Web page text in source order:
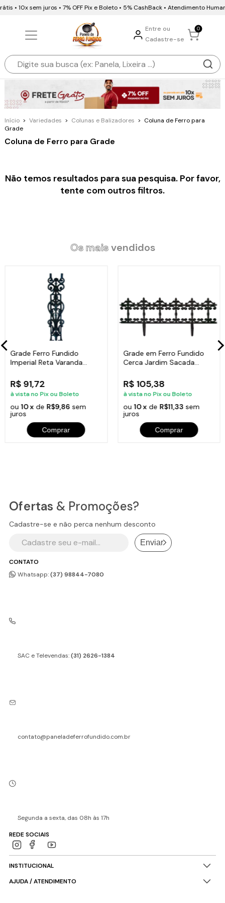
• 10x sem juros • 7% OFF Pix e Boleto • 5% CashBack • Atendimento
Entre ou
Cadastre-se
0
Início > Variedades > Colunas e Balizadores > Coluna de Ferro para
Grade
Coluna de Ferro para Grade
Não temos resultados para sua pesquisa. Por favor,
tente com outros filtros.
Os maisvendidos
Grade Ferro Fundido
Imperial Reta Varanda
R$ 91,72
à vista no Pix ou Boleto
ou10 x de R$9,86 sem
juros
Comprar
Grade em Ferro Fundido
Cerca Jardim Sacada
R$ 105,38
à vista no Pix ou Boleto
ou 10 x de R$11,33 sem
juros
Comprar
CONTATO
Whatsapp:(37) 98844-7080
SAC e Televendas:(31) 2626-1384
contato@paneladeferrofundido.com.br
Segunda a sexta, das 08h às 17h
REDE SOCIAIS
INSTITUCIONAL
AJUDA / ATENDIMENTO
Ofertas & Promoções?
Cadastre-se e não perca nenhum desconto
Enviar